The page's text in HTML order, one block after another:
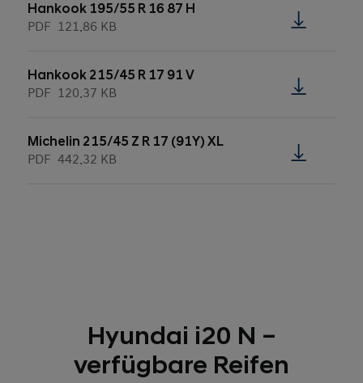
Hankook 195/55 R 16 87 H
PDF 121.86 KB
Hankook 215/45 R 17 91 V
PDF 120.37 KB
Michelin 215/45 Z R 17 (91Y) XL
PDF 442.32 KB
Hyundai i20 N –
verfügbare Reifen